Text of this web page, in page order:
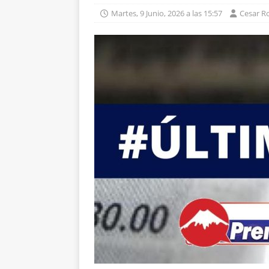
Martes, 9 Junio, 2026 a las 15:57 Cesar